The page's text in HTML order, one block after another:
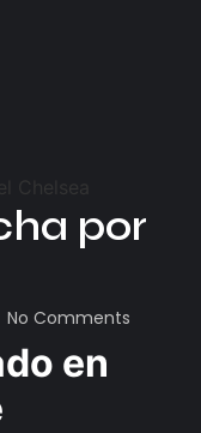
por
No Comments
en